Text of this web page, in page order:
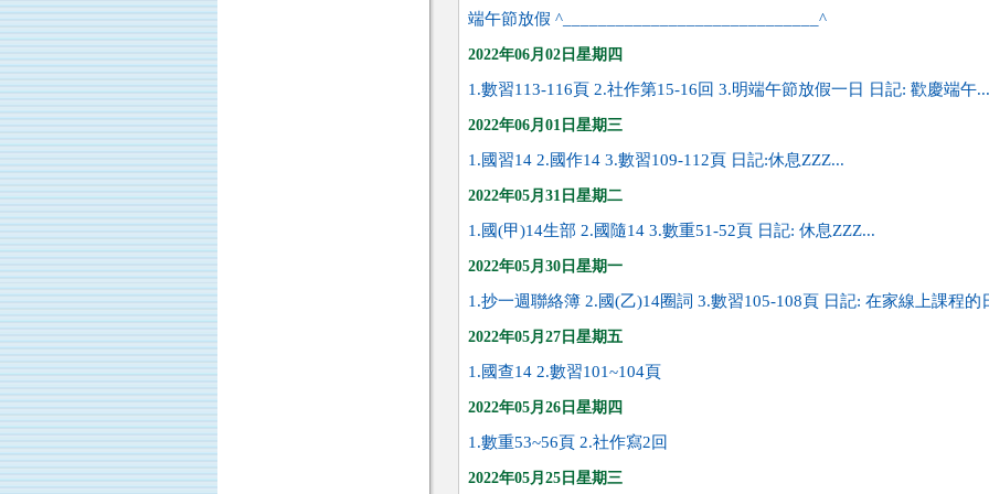
端午節放假 ^_____________________________^
2022年06月02日星期四
1.數習113-116頁 2.社作第15-16回 3.明端午節放假一日 日記: 歡慶端午...
2022年06月01日星期三
1.國習14 2.國作14 3.數習109-112頁 日記:休息ZZZ...
2022年05月31日星期二
1.國(甲)14生部 2.國隨14 3.數重51-52頁 日記: 休息ZZZ...
2022年05月30日星期一
1.抄一週聯絡簿 2.國(乙)14圈詞 3.數習105-108頁 日記: 在家線上課程的
2022年05月27日星期五
1.國查14 2.數習101~104頁
2022年05月26日星期四
1.數重53~56頁 2.社作寫2回
2022年05月25日星期三